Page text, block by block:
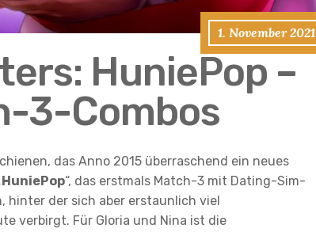
1. November 2021
HuniePop –
3-Combos
das Anno 2015 überraschend ein neues
HuniePop“, das erstmals Match-3 mit Dating-Sim-
hinter der sich aber erstaunlich viel
verbirgt. Für Gloria und Nina ist die